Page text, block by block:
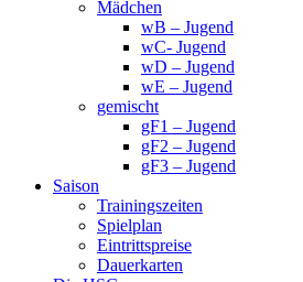
Mädchen
wB – Jugend
wC- Jugend
wD – Jugend
wE – Jugend
gemischt
gF1 – Jugend
gF2 – Jugend
gF3 – Jugend
Saison
Trainingszeiten
Spielplan
Eintrittspreise
Dauerkarten